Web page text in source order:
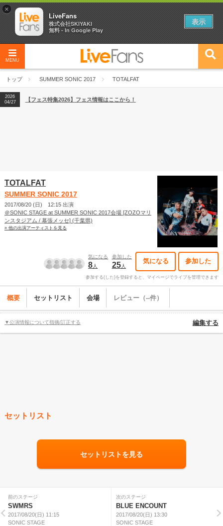
MENU
トップ SUMMER SONIC 2017 TOTALFAT
2026
04/27
2026
【ライブ動員ランキング】2026年上半期編発表！
2026
04/27
【フェス特集2026】フェス情報はここから！
TOTALFAT
SUMMER SONIC 2017
2017/08/20 (日) 12:15 出演
＠SONIC STAGE at SUMMER SONIC 2017会場 [ZOZOマリ
ンスタジアム / 幕張メッセ] (千葉県)
» 他の出演アーティストを見る
気になる
8人
参加した
25人
気になる 参加した
参加する(した)を登録すると、マイページでライブを管理できます
概要 セットリスト 会場 レビュー（--件）
▼公演情報について指摘/訂正する 編集する
セットリスト
セットリストを見る
前のステージ
SWMRS
2017/08/20(日) 11:15
SONIC STAGE
次のステージ
BLUE ENCOUNT
2017/08/20(日) 13:30
SONIC STAGE
×
LiveFans
株式会社SKIYAKI
無料 - In Google Play
表示